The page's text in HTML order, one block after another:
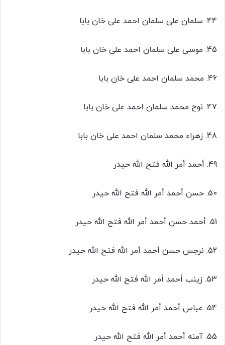
44. سلمان علی سلمان احمد علی خان بابا
45. موسی علی سلمان احمد علی خان بابا
46. محمد سلمان احمد علی خان بابا
47. نوح محمد سلمان احمد علی خان بابا
48. زهراء محمد سلمان احمد علی خان بابا
49. أحمد أمر الله فتح الله حیدر
50. حسن أحمد أمر الله فتح الله حیدر
51. أحمد حسن أحمد أمر الله فتح الله حیدر
52. نرجس حسن أحمد أمر الله فتح الله حیدر
53. زینب أحمد أمر الله فتح الله حیدر
54. عباس أحمد أمر الله فتح الله حیدر
55. آمنه أحمد أمر الله فتح الله حیدر